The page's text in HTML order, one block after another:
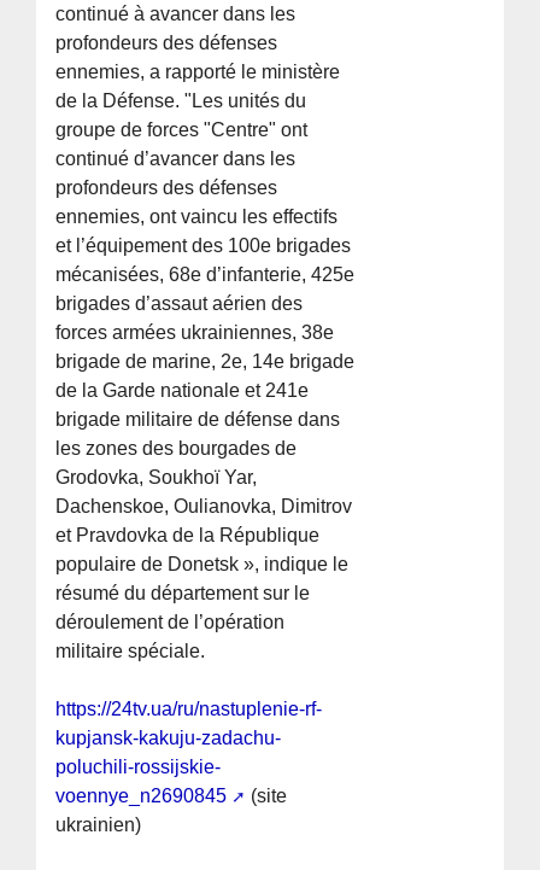
continué à avancer dans les
profondeurs des défenses
ennemies, a rapporté le ministère
de la Défense. "Les unités du
groupe de forces "Centre" ont
continué d’avancer dans les
profondeurs des défenses
ennemies, ont vaincu les effectifs
et l’équipement des 100e brigades
mécanisées, 68e d’infanterie, 425e
brigades d’assaut aérien des
forces armées ukrainiennes, 38e
brigade de marine, 2e, 14e brigade
de la Garde nationale et 241e
brigade militaire de défense dans
les zones des bourgades de
Grodovka, Soukhoï Yar,
Dachenskoe, Oulianovka, Dimitrov
et Pravdovka de la République
populaire de Donetsk », indique le
résumé du département sur le
déroulement de l’opération
militaire spéciale.
https://24tv.ua/ru/nastuplenie-rf-
kupjansk-kakuju-zadachu-
poluchili-rossijskie-
voennye_n2690845
(site
ukrainien)